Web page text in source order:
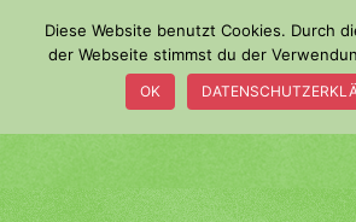
a
Diese Website benutzt Cookies. Durch
der Webseite stimmst du der
OK